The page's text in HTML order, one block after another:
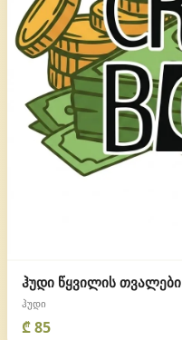
ჰუდი წყვილის თვალები
ჰუდი
₾ 85